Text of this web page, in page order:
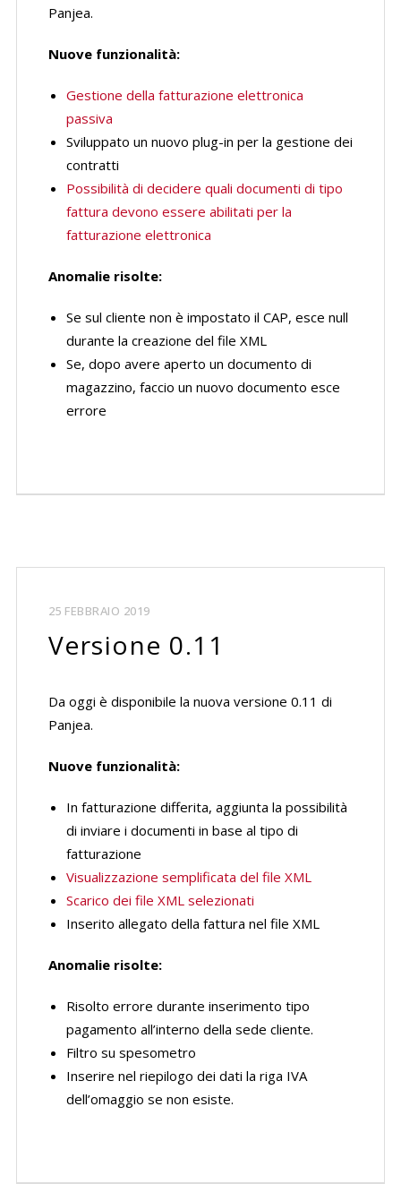
Panjea.
Nuove funzionalità:
Gestione della fatturazione elettronica
passiva
Sviluppato un nuovo plug-in per la gestione dei
contratti
Possibilità di decidere quali documenti di tipo
fattura devono essere abilitati per la
fatturazione elettronica
Anomalie risolte:
Se sul cliente non è impostato il CAP, esce null
durante la creazione del file XML
Se, dopo avere aperto un documento di
magazzino, faccio un nuovo documento esce
errore
25 FEBBRAIO 2019
Versione 0.11
Da oggi è disponibile la nuova versione 0.11 di
Panjea.
Nuove funzionalità:
In fatturazione differita, aggiunta la possibilità
di inviare i documenti in base al tipo di
fatturazione
Visualizzazione semplificata del file XML
Scarico dei file XML selezionati
Inserito allegato della fattura nel file XML
Anomalie risolte:
Risolto errore durante inserimento tipo
pagamento all’interno della sede cliente.
Filtro su spesometro
Inserire nel riepilogo dei dati la riga IVA
dell’omaggio se non esiste.